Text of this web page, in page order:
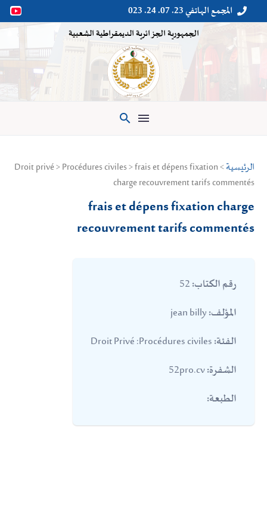

 المجمع الهاتفي 23. 07. 24. 023
الجمهورية الجزائرية الديمقراطية الشعبية

الرئيسية > Droit privé > Procédures civiles > frais et dépens fixation
charge recouvrement tarifs commentés
frais et dépens fixation charge
recouvrement tarifs commentés
رقم الكتاب:
المؤلف:
الفئة:
الشفرة:
الطبعة: